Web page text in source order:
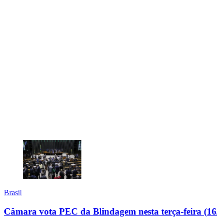
Brasil
Câmara vota PEC da Blindagem nesta terça-feira